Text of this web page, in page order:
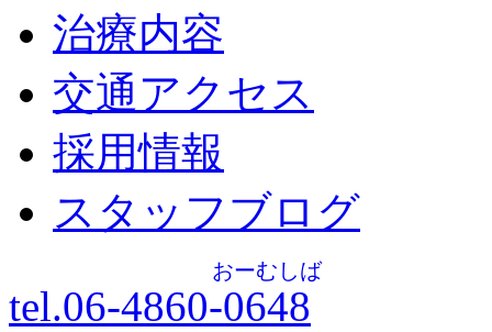
治療内容
交通アクセス
採用情報
スタッフブログ
tel.06-4860-0648
おーむしば